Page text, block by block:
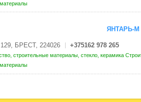
ЯНТАРЬ-
БРЕСТ, 224026 +375162 978 265
строительные материалы, стекло, керамика